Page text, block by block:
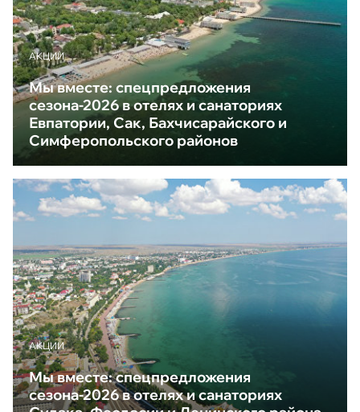
АКЦИИ
Мы вместе: спецпредложения
сезона-2026 в отелях и санаториях
Евпатории, Сак, Бахчисарайского и
Симферопольского районов
АКЦИИ
Мы вместе: спецпредложения
сезона-2026 в отелях и санаториях